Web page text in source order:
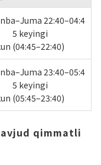
22:40–04:4
5 keyingi
(04:45–22:40)
23:40–05:4
5 keyingi
(05:45–23:40)
qimmatli